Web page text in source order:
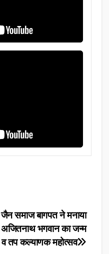
जैन समाज बागपत ने मनाया
अजितनाथ भगवान का जन्म
व तप कल्याणक महोत्सव